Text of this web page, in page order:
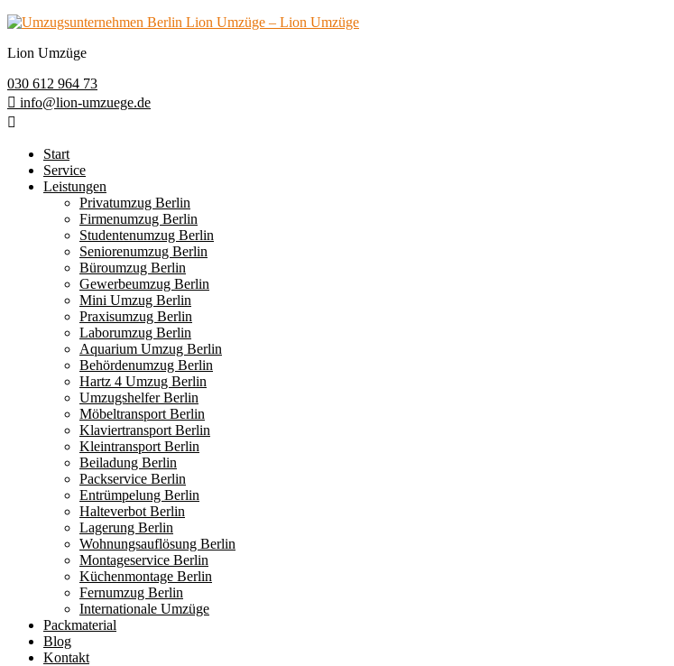
Lion Umzüge
030 612 964 73
info@lion-umzuege.de
Start
Service
Leistungen
Privatumzug Berlin
Firmenumzug Berlin
Studentenumzug Berlin
Seniorenumzug Berlin
Büroumzug Berlin
Gewerbeumzug Berlin
Mini Umzug Berlin
Praxisumzug Berlin
Laborumzug Berlin
Aquarium Umzug Berlin
Behördenumzug Berlin
Hartz 4 Umzug Berlin
Umzugshelfer Berlin
Möbeltransport Berlin
Klaviertransport Berlin
Kleintransport Berlin
Beiladung Berlin
Packservice Berlin
Entrümpelung Berlin
Halteverbot Berlin
Lagerung Berlin
Wohnungsauflösung Berlin
Montageservice Berlin
Küchenmontage Berlin
Fernumzug Berlin
Internationale Umzüge
Packmaterial
Blog
Kontakt